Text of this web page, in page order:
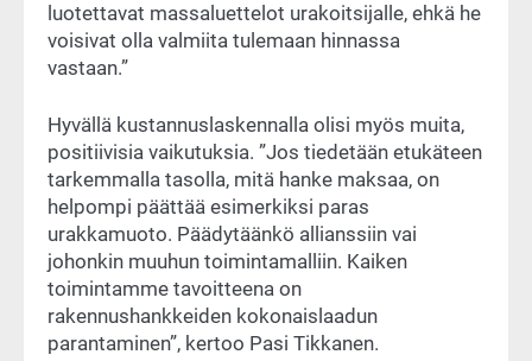
luotettavat massaluettelot urakoitsijalle, ehkä he
voisivat olla valmiita tulemaan hinnassa
vastaan.”
Hyvällä kustannuslaskennalla olisi myös muita,
positiivisia vaikutuksia. ”Jos tiedetään etukäteen
tarkemmalla tasolla, mitä hanke maksaa, on
helpompi päättää esimerkiksi paras
urakkamuoto. Päädytäänkö allianssiin vai
johonkin muuhun toimintamalliin. Kaiken
toimintamme tavoitteena on
rakennushankkeiden kokonaislaadun
parantaminen”, kertoo Pasi Tikkanen.